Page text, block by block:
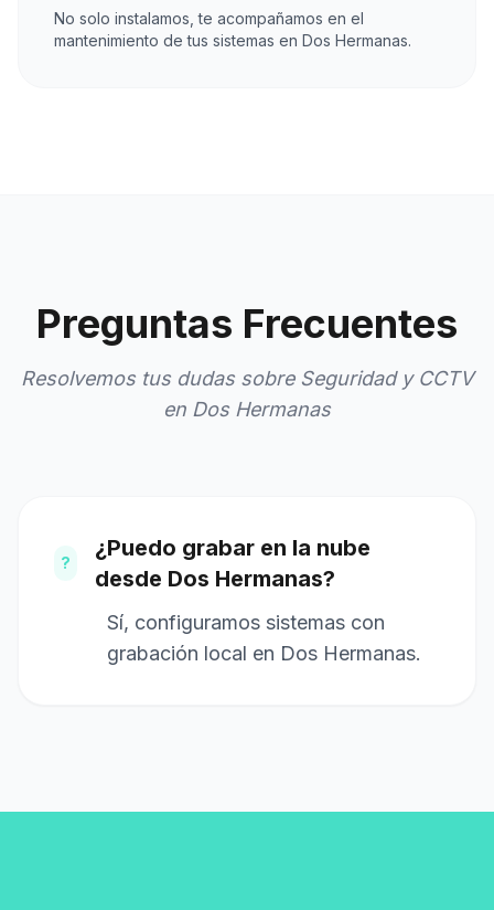
No solo instalamos, te acompañamos en el
mantenimiento de tus sistemas en Dos Hermanas.
Preguntas Frecuentes
Resolvemos tus dudas sobre Seguridad y CCTV
en Dos Hermanas
?
¿Puedo grabar en la nube
desde Dos Hermanas?
Sí, configuramos sistemas con
grabación local en Dos Hermanas.